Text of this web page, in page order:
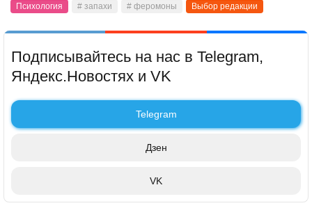
Психология # запахи # феромоны Выбор редакции
Подписывайтесь на нас в Telegram,
Яндекс.Новостях и VK
Telegram
Дзен
VK